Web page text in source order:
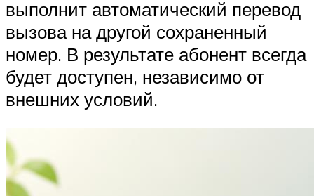
выполнит автоматический перевод
вызова на другой сохраненный
номер. В результате абонент всегда
будет доступен, независимо от
внешних условий.